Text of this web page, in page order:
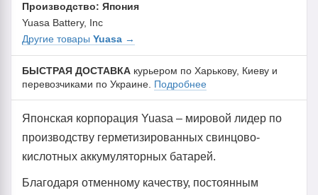
Производство: Япония
Yuasa Battery, Inc
Другие товары Yuasa →
БЫСТРАЯ ДОСТАВКА курьером по Харькову, Киеву и
перевозчиками по Украине. Подробнее
Японская корпорация Yuasa – мировой лидер по
производству герметизированных свинцово-
кислотных аккумуляторных батарей.
Благодаря отменному качеству, постоянным